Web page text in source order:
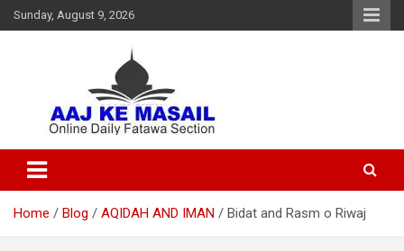
Sunday, August 9, 2026
Aaj Ke Masail
Home Blog AQIDAH AND IMAN Bidat and Rasm o Riwaj